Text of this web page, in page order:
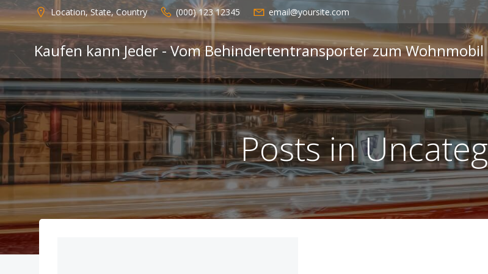
Zum
Inhalt
springen
Location, State, Country (000) 123 12345 email@yoursite.com
Kaufen kann Jeder - Vom Behindertentransporter zum Wohnmobil
Posts in